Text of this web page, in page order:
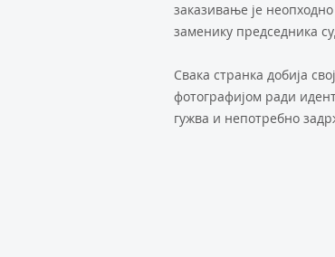
заказивање је
заменику председника
Свака странка добија
фотографијом ради
гужва и непотребно